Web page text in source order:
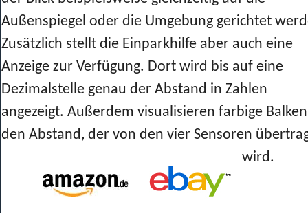
Außenspiegel oder die Umgebung gerichtet
Zusätzlich stellt die Einparkhilfe aber auch eine
Anzeige zur Verfügung. Dort wird bis auf eine
Dezimalstelle genau der Abstand in Zahlen
angezeigt. Außerdem visualisieren farbige Balken
den Abstand, der von den vier Sensoren
wird.